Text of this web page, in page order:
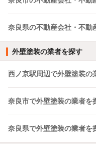
奈良県の不動産会社・不動
外壁塗装の業者を探す
西ノ京駅周辺で外壁塗装の
奈良市で外壁塗装の業者を
奈良県で外壁塗装の業者を